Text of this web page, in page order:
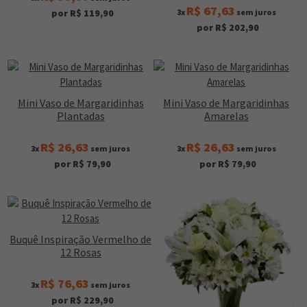
por R$ 119,90 3x R$ 67,63 sem juros
por R$ 202,90
Mini Vaso de Margaridinhas
Plantadas
3x R$ 26,63 sem juros
por R$ 79,90
Mini Vaso de Margaridinhas
Amarelas
3x R$ 26,63 sem juros
por R$ 79,90
Buquê Inspiração Vermelho de
12 Rosas
3x R$ 76,63 sem juros
por R$ 229,90